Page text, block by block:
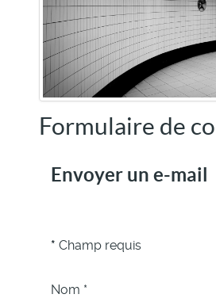
Formulaire de
Envoyer un e-mail
* Champ requis
Nom *